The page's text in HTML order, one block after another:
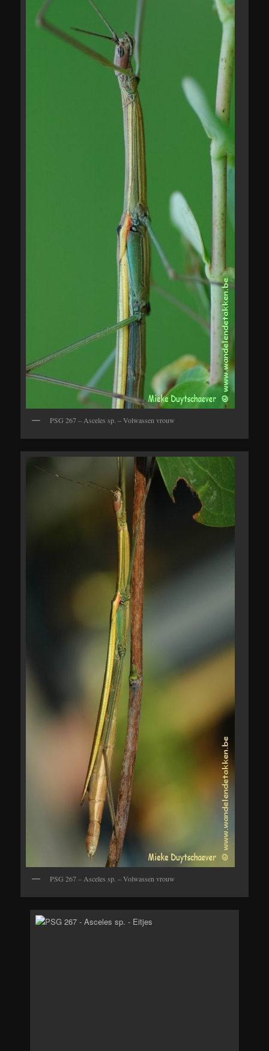
PSG 267 – Asceles sp. – Volwassen vrouw
PSG 267 – Asceles sp. – Volwassen vrouw